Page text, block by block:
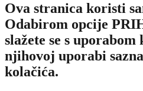
Ova stranica koristi
Odabirom opcije
slažete se s uporabom
njihovoj uporabi
kolačića.